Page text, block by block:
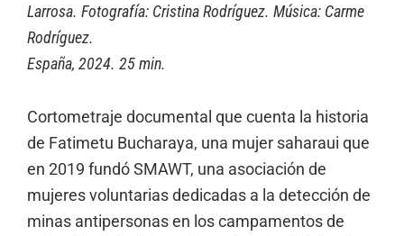
Larrosa. Fotografía: Cristina Rodríguez. Música: Carme
Rodríguez.
España, 2024. 25 min.
Cortometraje documental que cuenta la historia
de Fatimetu Bucharaya, una mujer saharaui que
en 2019 fundó SMAWT, una asociación de
mujeres voluntarias dedicadas a la detección de
minas antipersonas en los campamentos de